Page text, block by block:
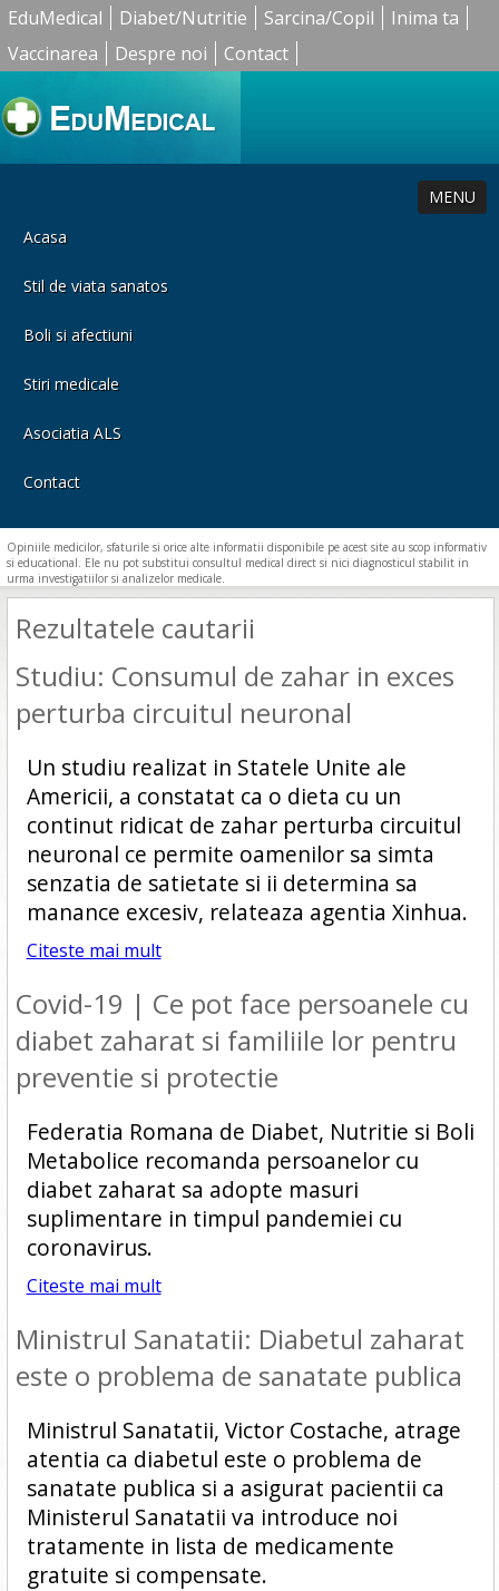
EduMedical Diabet/Nutritie Sarcina/Copil
Inima ta
Vaccinarea
Despre noi Contact
MENU
Acasa
Stil de viata sanatos
Boli si afectiuni
Stiri medicale
Asociatia ALS
Contact
Opiniile medicilor, sfaturile si orice alte informatii disponibile pe acest site au scop informativ
si educational. Ele nu pot substitui consultul medical direct si nici diagnosticul stabilit in
urma investigatiilor si analizelor medicale.
Rezultatele cautarii
Studiu: Consumul de zahar in exces
perturba circuitul neuronal
Un studiu realizat in Statele Unite ale
Americii, a constatat ca o dieta cu un
continut ridicat de zahar perturba circuitul
neuronal ce permite oamenilor sa simta
senzatia de satietate si ii determina sa
manance excesiv, relateaza agentia Xinhua.
Citeste mai mult
Covid-19 | Ce pot face persoanele cu
diabet zaharat si familiile lor pentru
preventie si protectie
Federatia Romana de Diabet, Nutritie si Boli
Metabolice recomanda persoanelor cu
diabet zaharat sa adopte masuri
suplimentare in timpul pandemiei cu
coronavirus.
Citeste mai mult
Ministrul Sanatatii: Diabetul zaharat
este o problema de sanatate publica
Ministrul Sanatatii, Victor Costache, atrage
atentia ca diabetul este o problema de
sanatate publica si a asigurat pacientii ca
Ministerul Sanatatii va introduce noi
tratamente in lista de medicamente
gratuite si compensate.